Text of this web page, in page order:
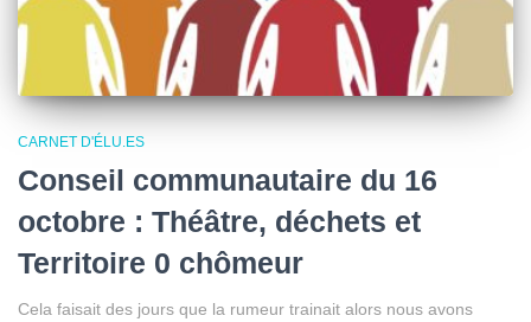
CARNET D'ÉLU.ES
Conseil communautaire du 16
octobre : Théâtre, déchets et
Territoire 0 chômeur
Cela faisait des jours que la rumeur trainait alors nous avons